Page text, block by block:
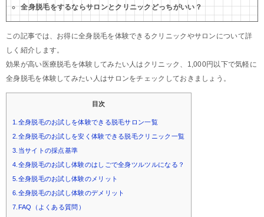
全身脱毛をするならサロンとクリニックどっちがいい？
この記事では、お得に全身脱毛を体験できるクリニックやサロンについて詳
しく紹介します。
効果が高い医療脱毛を体験してみたい人はクリニック、1,000円以下で気軽に
全身脱毛を体験してみたい人はサロンをチェックしておきましょう。
目次
1.全身脱毛のお試しを体験できる脱毛サロン一覧
2.全身脱毛のお試しを安く体験できる脱毛クリニック一覧
3.当サイトの採点基準
4.全身脱毛のお試し体験のはしごで全身ツルツルになる？
5.全身脱毛のお試し体験のメリット
6.全身脱毛のお試し体験のデメリット
7.FAQ（よくある質問）